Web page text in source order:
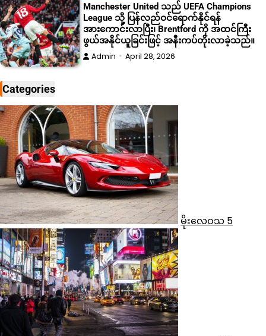
Manchester United သည် UEFA Champions
League သို့ ပြန်လည်ဝင်ရောက်နိုင်ရန်
အားကောင်းလာပြီး၊ Brentford ကို အထင်ကြီး
ဖွယ်အနိုင်ယူခြင်းဖြင့် အနီးကပ်တိုးလာခဲ့သည်။
Admin April 28, 2026
Categories
မိုးလေဝသ 5